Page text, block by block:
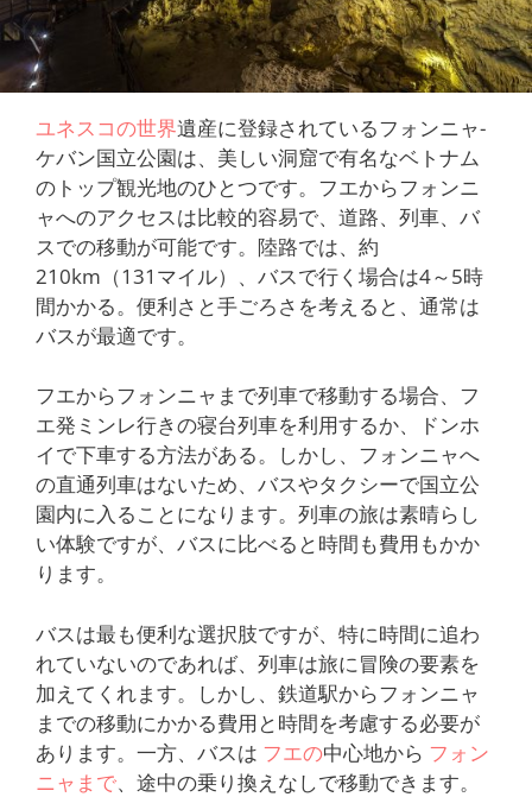
ユネスコの世界遺産に登録されているフォンニャ-
ケバン国立公園は、美しい洞窟で有名なベトナム
のトップ観光地のひとつです。フエからフォンニ
ャへのアクセスは比較的容易で、道路、列車、バ
スでの移動が可能です。陸路では、約
210km（131マイル）、バスで行く場合は4～5時
間かかる。便利さと手ごろさを考えると、通常は
バスが最適です。
フエからフォンニャまで列車で移動する場合、フ
エ発ミンレ行きの寝台列車を利用するか、ドンホ
イで下車する方法がある。しかし、フォンニャへ
の直通列車はないため、バスやタクシーで国立公
園内に入ることになります。列車の旅は素晴らし
い体験ですが、バスに比べると時間も費用もかか
ります。
バスは最も便利な選択肢ですが、特に時間に追わ
れていないのであれば、列車は旅に冒険の要素を
加えてくれます。しかし、鉄道駅からフォンニャ
までの移動にかかる費用と時間を考慮する必要が
あります。一方、バスは フエの中心地から フォン
ニャまで、途中の乗り換えなしで移動できます。